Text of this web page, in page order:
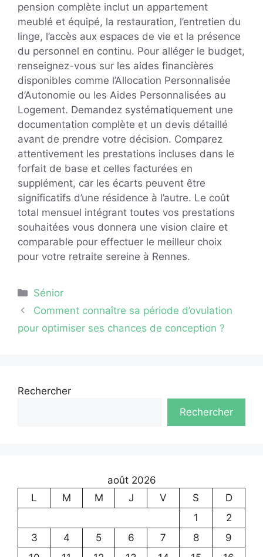
pension complète inclut un appartement
meublé et équipé, la restauration, l’entretien du
linge, l’accès aux espaces de vie et la présence
du personnel en continu. Pour alléger le budget,
renseignez-vous sur les aides financières
disponibles comme l’Allocation Personnalisée
d’Autonomie ou les Aides Personnalisées au
Logement. Demandez systématiquement une
documentation complète et un devis détaillé
avant de prendre votre décision. Comparez
attentivement les prestations incluses dans le
forfait de base et celles facturées en
supplément, car les écarts peuvent être
significatifs d’une résidence à l’autre. Le coût
total mensuel intégrant toutes vos prestations
souhaitées vous donnera une vision claire et
comparable pour effectuer le meilleur choix
pour votre retraite sereine à Rennes.
Catégories
Sénior
Comment connaître sa période d’ovulation
pour optimiser ses chances de conception ?
Rechercher
Rechercher
août 2026
L
M M J V S
D
1
2
3
4 5 6 7 8
9